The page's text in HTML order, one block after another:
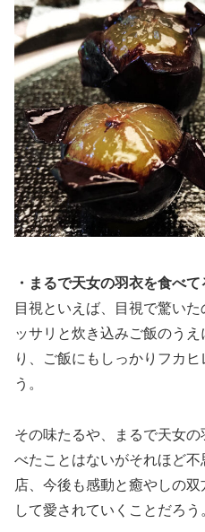
・まるで天女の羽衣を食べて
目視といえば、目視で驚い
ッサリと炊き込みご飯のう
り、ご飯にもしっかりフカ
う。
その味たるや、まるで天女
べたことはないがそれほど
店、今後も感動と癒やしの
して愛されていくことだろう